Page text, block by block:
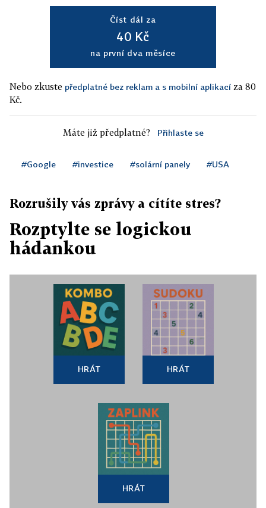
Číst dál za
40 Kč
na první dva měsíce
Nebo zkuste předplatné bez reklam a s mobilní aplikací za 80
Kč.
Máte již předplatné? Přihlaste se
#Google #investice #solární panely #USA
Rozrušily vás zprávy a cítíte stres?
Rozptylte se logickou
hádankou
HRÁT HRÁT
HRÁT